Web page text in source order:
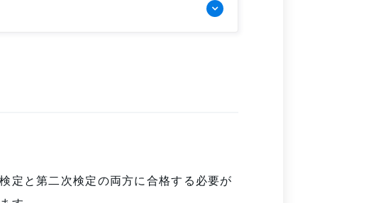
定と第二次検定の両方に合格する必要が